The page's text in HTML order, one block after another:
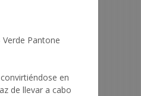
Pantone
en
de llevar a cabo